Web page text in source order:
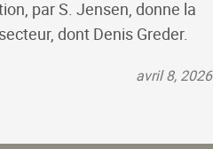
par S. Jensen, donne la
dont Denis Greder.
avril 8, 2026